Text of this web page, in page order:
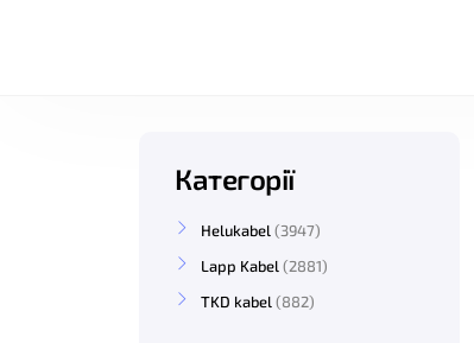
Категорії
Helukabel
3947
Lapp Kabel
2881
TKD kabel
882